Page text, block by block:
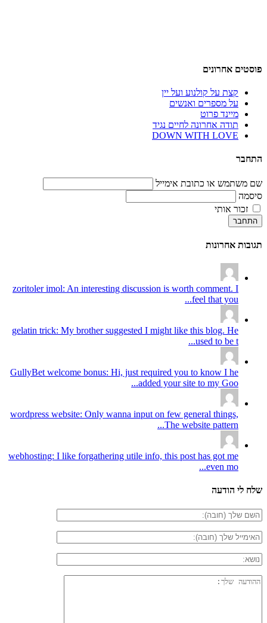
פוסטים אחרונים
קצת על קולנוע ועל יין
על מספרים ואנשים
מיינד פרוט
תודה אחרונה לחיים נגיד
DOWN WITH LOVE
התחבר
שם משתמש או כתובת אימייל
סיסמה
זכור אותי
התחבר
תגובות אחרונות
zoritoler imol: An interesting discussion is worth comment. I
feel that you...
gelatin trick: My brother suggested I might like this blog. He
used to be t...
GullyBet welcome bonus: Hi, just required you to know I he
added your site to my Goo...
wordpress website: Only wanna input on few general things,
The website pattern...
webhosting: I like forgathering utile info, this post has got me
even mo...
שלח לי הודעה